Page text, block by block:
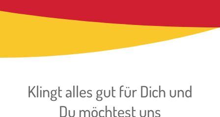
Klingt alles gut für Dich und
Du möchtest uns